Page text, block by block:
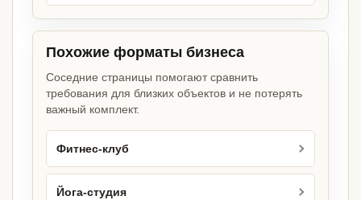
Похожие форматы бизнеса
Соседние страницы помогают сравнить
требования для близких объектов и не потерять
важный комплект.
Фитнес-клуб
Йога-студия